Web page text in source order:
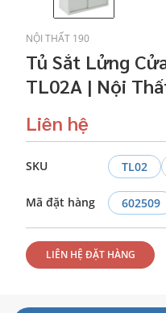
NỘI THẤT 190
Tủ Sắt Lửng
TL02A | Nội
Liên hệ
SKU TL02
Mã đặt hàng 602509
LIÊN HỆ ĐẶT HÀNG